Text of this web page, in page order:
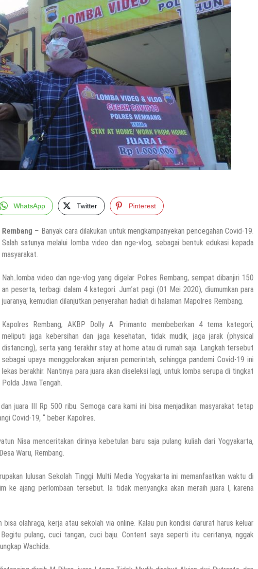
WhatsApp Twitter Pinterest
Rembang – Banyak cara dilakukan untuk mengkampanyekan pencegahan Covid-19.
Salah satunya melalui lomba video dan nge-vlog, sebagai bentuk edukasi kepada
masyarakat.
Nah..lomba video dan nge-vlog yang digelar Polres Rembang, sempat dibanjiri 150
an peserta, terbagi dalam 4 kategori. Jum’at pagi (01 Mei 2020), diumumkan para
juaranya, kemudian dilanjutkan penyerahan hadiah di halaman Mapolres Rembang.
Kapolres Rembang, AKBP Dolly A. Primanto membeberkan 4 tema kategori,
meliputi jaga kebersihan dan jaga kesehatan, tidak mudik, jaga jarak (physical
distancing), serta yang terakhir stay at home atau di rumah saja. Langkah tersebut
sebagai upaya menggelorakan anjuran pemerintah, sehingga pandemi Covid-19 ini
lekas berakhir. Nantinya para juara akan diseleksi lagi, untuk lomba serupa di tingkat
Polda Jawa Tengah.
juara III Rp 500 ribu. Semoga cara kami ini bisa menjadikan masyarakat tetap
Covid-19, “ beber Kapolres.
Nisa menceritakan dirinya kebetulan baru saja pulang kuliah dari Yogyakarta,
Waru, Rembang.
lulusan Sekolah Tinggi Multi Media Yogyakarta ini memanfaatkan waktu di
ke ajang perlombaan tersebut. Ia tidak menyangka akan meraih juara I, karena
bisa olahraga, kerja atau sekolah via online. Kalau pun kondisi darurat harus keluar
pulang, cuci tangan, cuci baju. Content saya seperti itu ceritanya, nggak
Wachida.